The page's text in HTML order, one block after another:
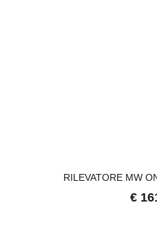
RILEVATORE MW
€